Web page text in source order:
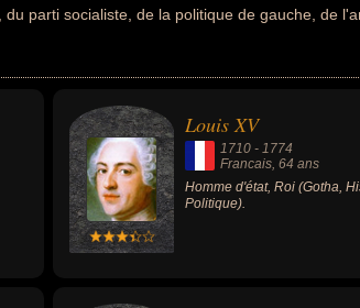
parti socialiste, de la politique de gauche, de
sexuel, criminel, hors-la-loi, tueur en série,
acteur, cinéaste, homme d'affaire,
pilote de course, sportif, chanteur, chanteur
au moment de leurs morts, ils peuvent
Louis XV
1710 -1774
Francais, 64 ans
Homme d'état, Roi (Gotha,
Politique).